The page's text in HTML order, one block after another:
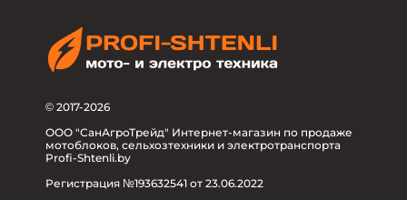
© 2017-2026
ООО "СанАгроТрейд" Интернет-магазин по продаже
мотоблоков, сельхозтехники и электротранспорта
Profi-Shtenli.by
Регистрация №193632541 от 23.06.2022